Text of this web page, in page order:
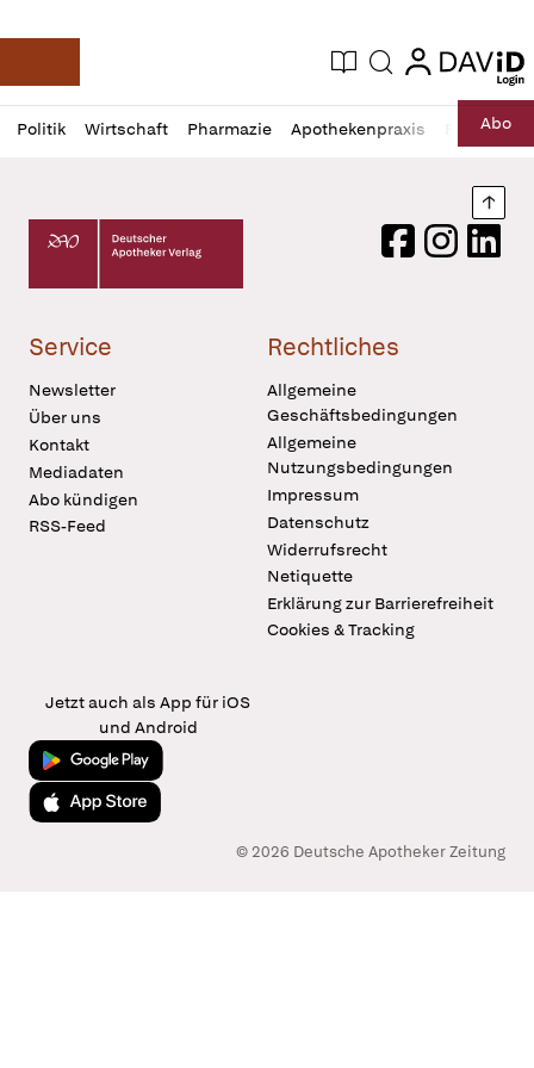
Deutsche Apotheker Zeitung
Aktuelle Ausgabe
Suche login
login
Politik Wirtschaft Pharmazie Apothekenpraxis RechtAbo
Profil
öffnen
Daz
Pur
Deutscher Apotheker Verlag Logo
FacebookInstagram
Service
Newsletter
Über uns
Kontakt
Mediadaten
Abo kündigen
RSS-Feed
Rechtliches
Allgemeine
Geschäftsbedingungen
Allgemeine
Nutzungsbedingungen
Impressum
Datenschutz
Widerrufsrecht
Netiquette
Erklärung zur Barrierefreiheit
Cookies & Tracking
Jetzt auch als App für iOS
und Android
Jetzt bei Google Play
Laden im App Store
© 2026 Deutsche Apotheker Zeitung